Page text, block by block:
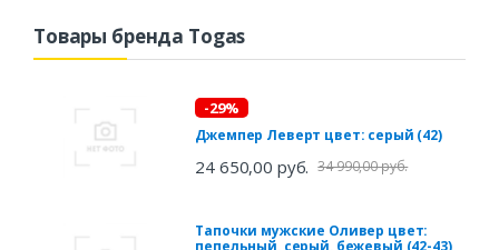
Товары бренда Togas
-29%
Джемпер Леверт цвет: серый (42)
24 650,00 руб. 34 990,00 руб.
Тапочки мужские Оливер цвет:
пепельный, серый, бежевый (42-43)